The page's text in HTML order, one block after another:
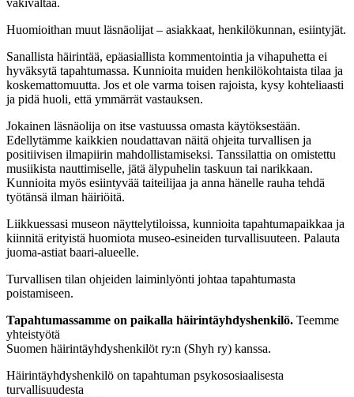
väkivaltaa.
Huomioithan muut läsnäolijat – asiakkaat, henkilökunnan, esiintyjät.
Sanallista häirintää, epäasiallista kommentointia ja vihapuhetta ei
hyväksytä tapahtumassa. Kunnioita muiden henkilökohtaista tilaa ja
koskemattomuutta. Jos et ole varma toisen rajoista, kysy kohteliaasti
ja pidä huoli, että ymmärrät vastauksen.
Jokainen läsnäolija on itse vastuussa omasta käytöksestään.
Edellytämme kaikkien noudattavan näitä ohjeita turvallisen ja
positiivisen ilmapiirin mahdollistamiseksi. Tanssilattia on omistettu
musiikista nauttimiselle, jätä älypuhelin taskuun tai narikkaan.
Kunnioita myös esiintyvää taiteilijaa ja anna hänelle rauha tehdä
työtänsä ilman häiriöitä.
Liikkuessasi museon näyttelytiloissa, kunnioita tapahtumapaikkaa ja
kiinnitä erityistä huomiota museo-esineiden turvallisuuteen. Palauta
juoma-astiat baari-alueelle.
Turvallisen tilan ohjeiden laiminlyönti johtaa tapahtumasta
poistamiseen.
Tapahtumassamme on paikalla häirintäyhdyshenkilö. Teemme
yhteistyötä
Suomen häirintäyhdyshenkilöt ry:n (Shyh ry) kanssa.
Häirintäyhdyshenkilö on tapahtuman psykososiaalisesta
turvallisuudesta